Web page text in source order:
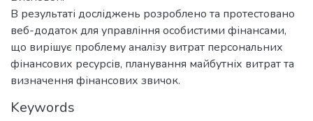
В результаті досліджень розроблено та протестовано
веб-додаток для управління особистими фінансами,
що вирішує проблему аналізу витрат персональних
фінансових ресурсів, планування майбутніх витрат та
визначення фінансових звичок.
Keywords